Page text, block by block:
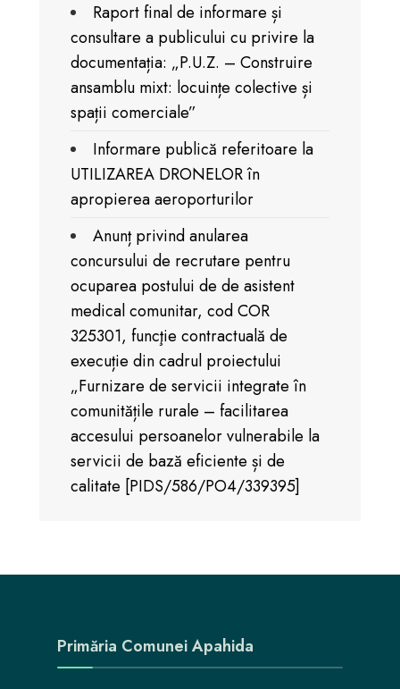
Raport final de informare și
consultare a publicului cu privire la
documentația: „P.U.Z. – Construire
ansamblu mixt: locuințe colective și
spații comerciale”
Informare publică referitoare la
UTILIZAREA DRONELOR în
apropierea aeroporturilor
Anunț privind anularea
concursului de recrutare pentru
ocuparea postului de de asistent
medical comunitar, cod COR
325301, funcţie contractuală de
execuție din cadrul proiectului
„Furnizare de servicii integrate în
comunitățile rurale – facilitarea
accesului persoanelor vulnerabile la
servicii de bază eficiente și de
calitate [PIDS/586/PO4/339395]
Primăria Comunei Apahida